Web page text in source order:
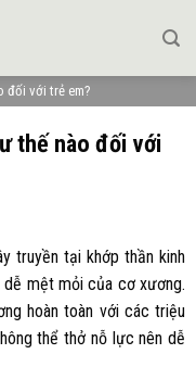
đối với trẻ em?
thế nào đối với
truyền tại khớp thần kinh
mệt mỏi của cơ xương.
hoàn toàn với các triệu
thể thở nỗ lực nên dễ